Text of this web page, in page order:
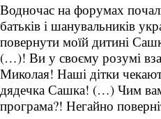
Водночас на форумах
батьків і шанувальників
повернути моїй дитині
(…)! Ви у своєму розумі
Миколая! Наші дітки
дядечка Сашка! (…) Чим вам
програма?! Негайно